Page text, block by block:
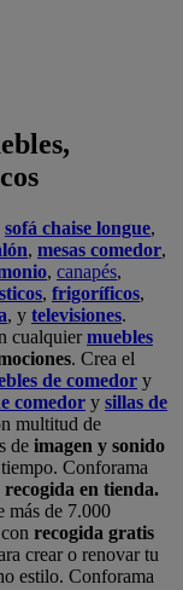
sofá chaise longue,
, mesas comedor,
, canapés,
, frigoríficos,
, y televisiones.
cualquiermuebles
. Crea el
de comedor y
comedor y sillas de
multitud de
de imagen y sonido
Conforama
en tienda.
más de 7.000
recogida gratis
crear o renovar tu
estilo. Conforama